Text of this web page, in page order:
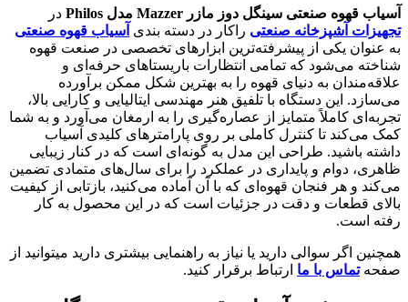
آسیاب قهوه صنعتی سینگل دوز مازر Mazzer مدل Philos
در
تجهیزات آشپزخانه صنعتی راکار در دسته بندی آسیاب قهوه صنعتی
به عنوان یکی از پیشرفته‌ترین ابزارهای تخصصی در صنعت قهوه
شناخته می‌شود که تمامی انتظارات باریستاهای حرفه‌ای و
علاقه‌مندان به دنیای قهوه را به بهترین شکل ممکن برآورده
می‌سازد. این دستگاه با تلفیق هنر مهندسی ایتالیایی و کارایی بالا،
تجربه‌ای کاملاً متمایز از عصاره‌گیری را به ارمغان می‌آورد و به شما
کمک می‌کند تا کنترل کاملی بر روی پارامترهای کلیدی آسیاب
داشته باشید. طراحی این مدل به گونه‌ای است که در کنار زیبایی
ظاهری، دوام و پایداری در عملکرد را برای سال‌های متمادی تضمین
می‌کند و هر فنجان قهوه‌ای که با آن آماده می‌کنید، بازتابی از کیفیت
بالای قطعات و دقت در جزئیات است که در این محصول به کار
رفته است.
همچنین اگر سوالی دارید یا نیاز به راهنمایی بیشتری دارید میتوانید از
صفحهتماس با ما ارتباط برقرار کنید.